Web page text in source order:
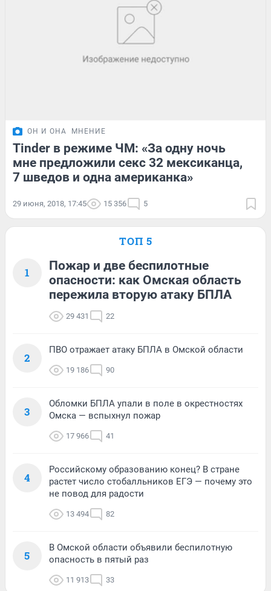
ОН И ОНА МНЕНИЕ
Tinder в режиме ЧМ: «За одну ночь
мне предложили секс 32 мексиканца,
7 шведов и одна американка»
29 июня, 2018, 17:45 15 356 5
ТОП 5
1
Пожар и две беспилотные
опасности: как Омская область
пережила вторую атаку БПЛА
29 431 22
2
ПВО отражает атаку БПЛА в Омской области
19 186 90
3
Обломки БПЛА упали в поле в окрестностях
Омска — вспыхнул пожар
17 966 41
4
Российскому образованию конец? В стране
растет число стобалльников ЕГЭ — почему это
не повод для радости
13 494 82
5
В Омской области объявили беспилотную
опасность в пятый раз
11 913 33